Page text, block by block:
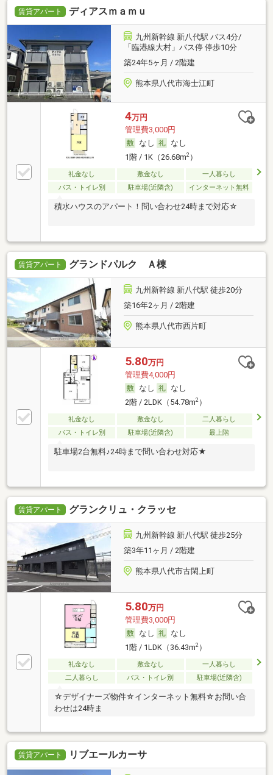
賃貸アパート ディアスｍａｍｕ
九州新幹線 新八代駅 バス4分/
「臨港線大村」バス停 停歩10分
築24年5ヶ月 / 2階建
熊本県八代市海士江町
4万円
管理費3,000円
なし
なし
1階 / 1K（26.68m2）
礼金なし 敷金なし
一人暮らし
バス・トイレ別
駐車場(近隣含) インターネット無料
積水ハウスのアパート！問い合わせ24時まで対応☆
賃貸アパート グランドパルク Ａ棟
九州新幹線 新八代駅 徒歩20分
築16年2ヶ月 / 2階建
熊本県八代市西片町
5.80万円
管理費4,000円
なし
なし
2階 / 2LDK（54.78m2）
礼金なし 敷金なし
二人暮らし
バス・トイレ別
駐車場(近隣含) 最上階
駐車場2台無料♪24時まで問い合わせ対応★
賃貸アパート グランクリュ・クラッセ
九州新幹線 新八代駅 徒歩25分
築3年11ヶ月 / 2階建
熊本県八代市古閑上町
5.80万円
管理費3,000円
なし
なし
1階 / 1LDK（36.43m2）
礼金なし 敷金なし
一人暮らし
二人暮らし
バス・トイレ別 駐車場(近隣含)
☆デザイナーズ物件☆インターネット無料☆お問い合
わせは24時ま
賃貸アパート リブエールカーサ